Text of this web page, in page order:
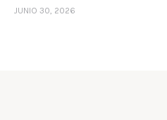
JUNIO 30, 2026